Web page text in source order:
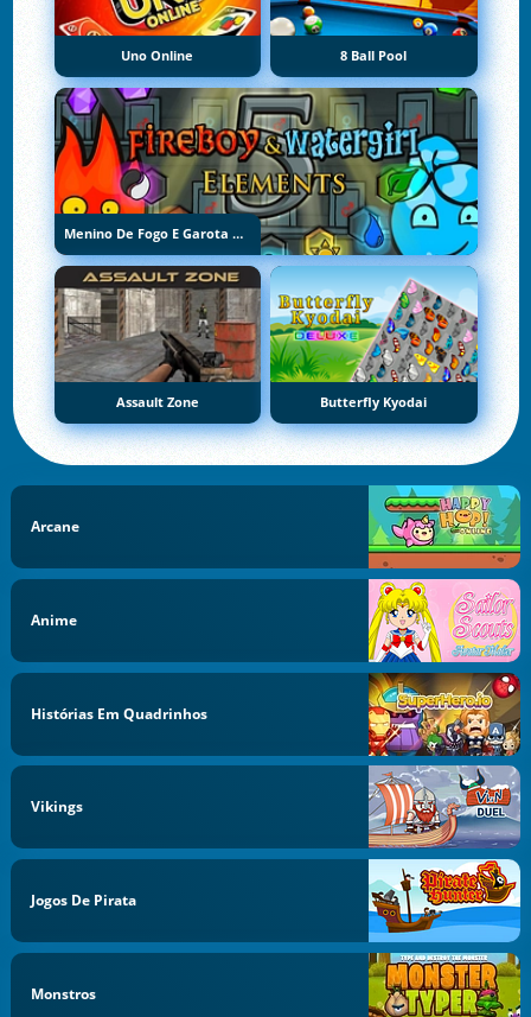
Uno Online 8 Ball Pool
Menino De Fogo E Garota De Água 5: Elementos
Assault Zone Butterfly Kyodai
Arcane
Anime
Histórias Em Quadrinhos
Vikings
Jogos De Pirata
Monstros